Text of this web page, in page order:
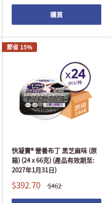
購買
節省 15%
快凝寶® 營養布丁 黑芝麻味 (原
箱) (24 x 66克) (產品有效期至:
2027年1月31日)
$392.70 $462